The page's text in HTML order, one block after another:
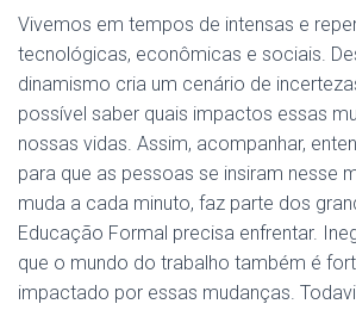
Vivemos em tempos de intensas e
tecnológicas, econômicas e sociais.
dinamismo cria um cenário de
possível saber quais impactos essas
nossas vidas. Assim, acompanhar,
para que as pessoas se insiram nesse
muda a cada minuto, faz parte dos
Educação Formal precisa enfrentar.
que o mundo do trabalho também é
impactado por essas mudanças.